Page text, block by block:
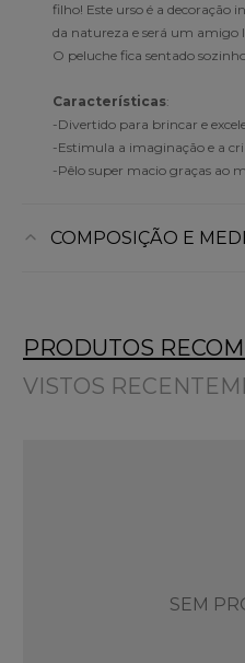
filho! Este urso é a decoração
da natureza e será um amigo
O peluche fica sentado
Características:
-Divertido para brincar e
-Estimula a imaginação e a
-Pêlo super macio graças ao
COMPOSIÇÃO E
PRODUTOS
VISTOS
SEM